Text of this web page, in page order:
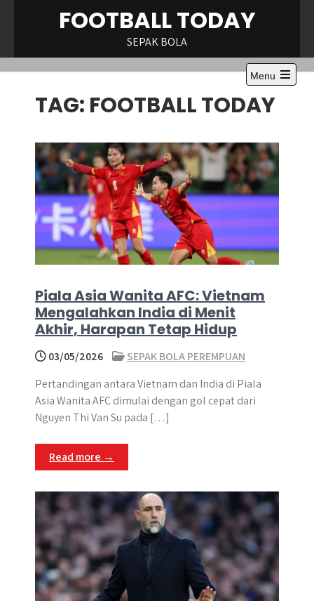
FOOTBALL TODAY
SEPAK BOLA
Menu
Open
the
main
TAG: FOOTBALL TODAY
Piala Asia Wanita AFC: Vietnam
Mengalahkan India di Menit
Akhir, Harapan Tetap Hidup
03/05/2026
SEPAK BOLA PEREMPUAN
Pertandingan antara Vietnam dan India di Piala
Asia Wanita AFC dimulai dengan gol cepat dari
Nguyen Thi Van Su pada […]
Read more →